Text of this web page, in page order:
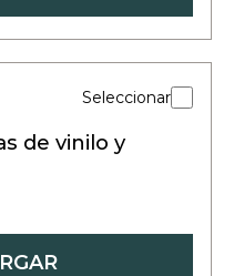
Seleccionar
de vinilo y